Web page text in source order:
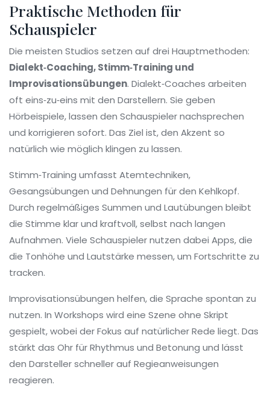
Praktische Methoden für
Schauspieler
Die meisten Studios setzen auf drei Hauptmethoden:
Dialekt‑Coaching, Stimm‑Training und
Improvisationsübungen. Dialekt‑Coaches arbeiten
oft eins‑zu‑eins mit den Darstellern. Sie geben
Hörbeispiele, lassen den Schauspieler nachsprechen
und korrigieren sofort. Das Ziel ist, den Akzent so
natürlich wie möglich klingen zu lassen.
Stimm‑Training umfasst Atemtechniken,
Gesangsübungen und Dehnungen für den Kehlkopf.
Durch regelmäßiges Summen und Lautübungen bleibt
die Stimme klar und kraftvoll, selbst nach langen
Aufnahmen. Viele Schauspieler nutzen dabei Apps, die
die Tonhöhe und Lautstärke messen, um Fortschritte zu
tracken.
Improvisationsübungen helfen, die Sprache spontan zu
nutzen. In Workshops wird eine Szene ohne Skript
gespielt, wobei der Fokus auf natürlicher Rede liegt. Das
stärkt das Ohr für Rhythmus und Betonung und lässt
den Darsteller schneller auf Regieanweisungen
reagieren.